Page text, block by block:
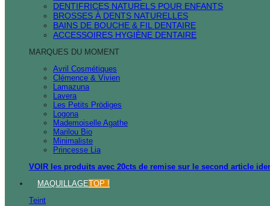
DENTIFRICES NATURELS POUR ENFANTS
BROSSES À DENTS NATURELLES
BAINS DE BOUCHE & FIL DENTAIRE
ACCESSOIRES HYGIÈNE DENTAIRE
MARQUES DU MOMENT
Avril Cosmétiques
Clémence & Vivien
Lamazuna
Lavera
Les Petits Prödiges
Logona
Mademoiselle Agathe
Marilou Bio
Minimaliste
Princesse Lia
VOIR les produits avec 20cts de remise sur le second article
MAQUILLAGETOP !
Teint